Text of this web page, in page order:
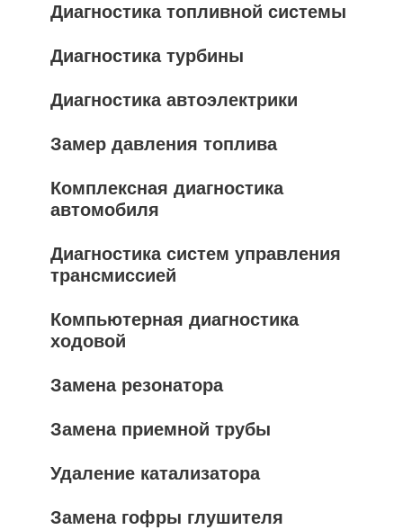
Диагностика топливной системы
Диагностика турбины
Диагностика автоэлектрики
Замер давления топлива
Комплексная диагностика
автомобиля
Диагностика систем управления
трансмиссией
Компьютерная диагностика
ходовой
Замена резонатора
Замена приемной трубы
Удаление катализатора
Замена гофры глушителя